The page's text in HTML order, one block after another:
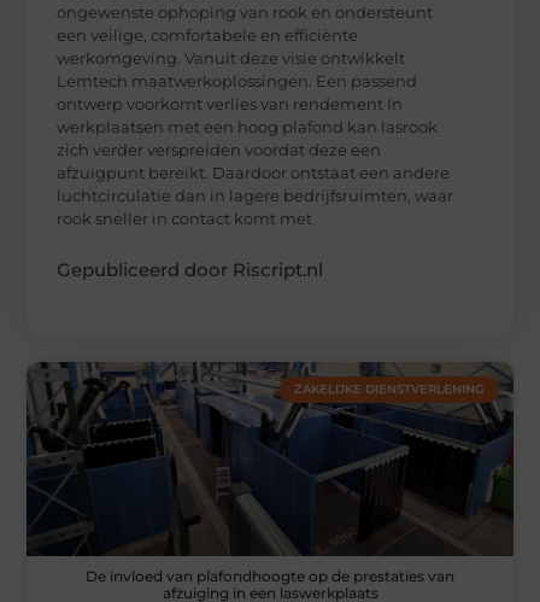
ongewenste ophoping van rook en ondersteunt
een veilige, comfortabele en efficiënte
werkomgeving. Vanuit deze visie ontwikkelt
Lemtech maatwerkoplossingen. Een passend
ontwerp voorkomt verlies van rendement In
werkplaatsen met een hoog plafond kan lasrook
zich verder verspreiden voordat deze een
afzuigpunt bereikt. Daardoor ontstaat een andere
luchtcirculatie dan in lagere bedrijfsruimten, waar
rook sneller in contact komt met
Gepubliceerd door Riscript.nl
ZAKELIJKE DIENSTVERLENING
De invloed van plafondhoogte op de prestaties van
afzuiging in een laswerkplaats